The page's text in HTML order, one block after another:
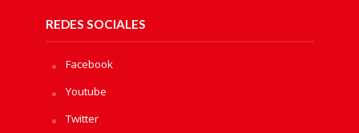
REDES SOCIALES
Facebook
Youtube
Twitter